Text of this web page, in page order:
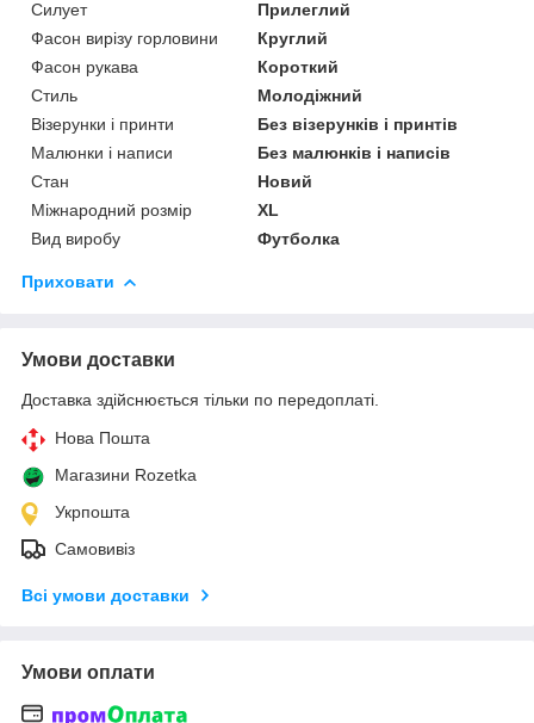
Силует
Прилеглий
Фасон вирізу горловини
Круглий
Фасон рукава
Короткий
Стиль
Молодіжний
Візерунки і принти
Без візерунків і принтів
Малюнки і написи
Без малюнків і написів
Стан
Новий
Міжнародний розмір
XL
Вид виробу
Футболка
Приховати
Умови доставки
Доставка здійснюється тільки по передоплаті.
Нова Пошта
Магазини Rozetka
Укрпошта
Самовивіз
Всі умови доставки
Умови оплати